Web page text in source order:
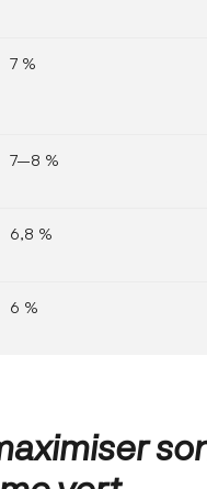
7 %
7–8 %
6,8 %
6 %